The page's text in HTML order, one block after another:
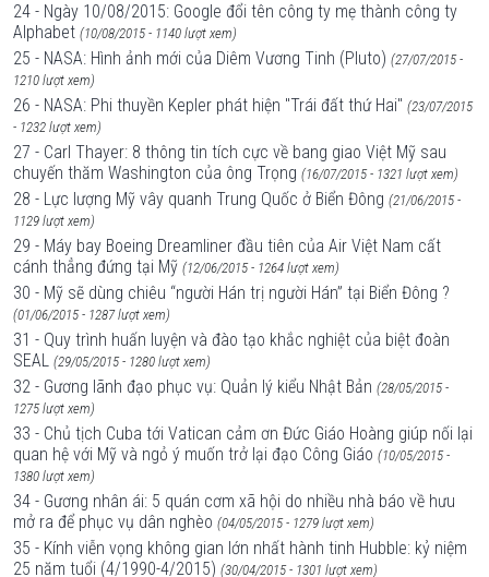
24 - Ngày 10/08/2015: Google đổi tên công ty mẹ thành công ty
Alphabet (10/08/2015 - 1140 lượt xem)
25 - NASA: Hình ảnh mới của Diêm Vương Tinh (Pluto) (27/07/2015 -
1210 lượt xem)
26 - NASA: Phi thuyền Kepler phát hiện "Trái đất thứ Hai" (23/07/2015
- 1232 lượt xem)
27 - Carl Thayer: 8 thông tin tích cực về bang giao Việt Mỹ sau
chuyến thăm Washington của ông Trọng (16/07/2015 - 1321 lượt xem)
28 - Lực lượng Mỹ vây quanh Trung Quốc ở Biển Đông (21/06/2015 -
1129 lượt xem)
29 - Máy bay Boeing Dreamliner đầu tiên của Air Việt Nam cất
cánh thẳng đứng tại Mỹ (12/06/2015 - 1264 lượt xem)
30 - Mỹ sẽ dùng chiêu “người Hán trị người Hán” tại Biển Đông ?
(01/06/2015 - 1287 lượt xem)
31 - Quy trình huấn luyện và đào tạo khắc nghiệt của biệt đoàn
SEAL (29/05/2015 - 1280 lượt xem)
32 - Gương lãnh đạo phục vụ: Quản lý kiểu Nhật Bản (28/05/2015 -
1275 lượt xem)
33 - Chủ tịch Cuba tới Vatican cảm ơn Đức Giáo Hoàng giúp nối lại
quan hệ với Mỹ và ngỏ ý muốn trở lại đạo Công Giáo (10/05/2015 -
1380 lượt xem)
34 - Gương nhân ái: 5 quán cơm xã hội do nhiều nhà báo về hưu
mở ra để phục vụ dân nghèo (04/05/2015 - 1279 lượt xem)
35 - Kính viễn vọng không gian lớn nhất hành tinh Hubble: kỷ niệm
25 năm tuổi (4/1990-4/2015) (30/04/2015 - 1301 lượt xem)